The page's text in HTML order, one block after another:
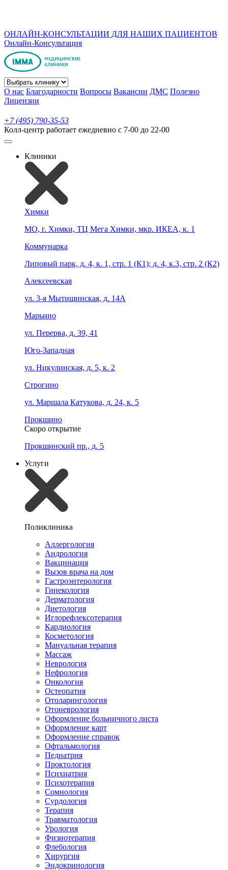
ОНЛАЙН-КОНСУЛЬТАЦИИ ДЛЯ НАШИХ ПАЦИЕНТОВ
Онлайн-Консультация
О нас Благодарности Вопросы Вакансии ДМС Полезно
Лицензии
+7 (495) 790-35-53
Колл-центр работает ежедневно с 7-00 до 22-00
Клиники
Химки
МО, г. Химки, ТЦ Мега Химки, мкр. ИКЕА, к. 1
Коммунарка
Липовый парк, д. 4, к. 1, стр. 1 (К1); д. 4, к.3, стр. 2 (К2)
Алексеевская
ул. 3-я Мытищинская, д. 14А
Марьино
ул. Перерва, д. 39, 41
Юго-Западная
ул. Никулинская, д. 5, к. 2
Строгино
ул. Маршала Катукова, д. 24, к. 5
Прокшино
Скоро открытие
Прокшинский пр., д. 5
Услуги
Поликлиника
Аллергология
Андрология
Вакцинация
Вызов врача на дом
Гастроэнтерология
Гинекология
Дерматология
Диетология
Иглорефлексотерапия
Кардиология
Косметология
Мануальная терапия
Массаж
Неврология
Нефрология
Онкология
Остеопатия
Отоларингология
Отоневрология
Оформление больничного листа
Оформление карт
Оформление справок
Офтальмология
Педиатрия
Проктология
Психиатрия
Психотерапия
Сомнология
Сурдология
Терапия
Травматология
Урология
Физиотерапия
Флебология
Хирургия
Эндокринология